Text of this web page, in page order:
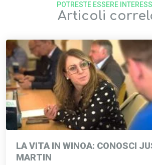
Articoli
POTRESTE ESSERE
LA VITA IN WINOA: CONOSCI
MARTIN